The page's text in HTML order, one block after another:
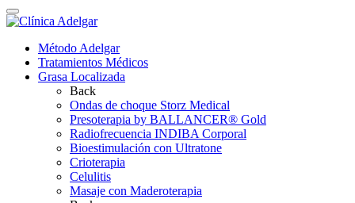
Método Adelgar
Tratamientos Médicos
Grasa Localizada
Back
Ondas de choque Storz Medical
Presoterapia by BALLANCER® Gold
Radiofrecuencia INDIBA Corporal
Bioestimulación con Ultratone
Crioterapia
Celulitis
Masaje con Maderoterapia